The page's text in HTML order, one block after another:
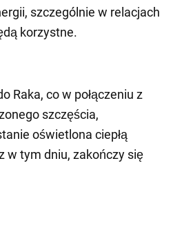
szczególnie w relacjach
korzystne.
Raka, co w połączeniu z
szczęścia,
oświetlona ciepłą
w tym dniu, zakończy się